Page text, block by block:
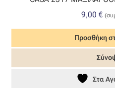
9,00€
Προσθήκη
Στα